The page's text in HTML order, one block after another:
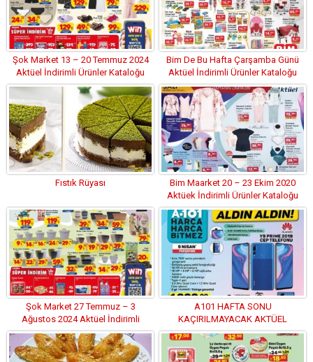
Şok Market 13 – 20 Temmuz 2024
Aktüel İndirimli Ürünler Kataloğu
Bim De Bu Hafta Çarşamba Günü
Aktüel İndirimli Ürünler Kataloğu
Fıstık Rüyası
Bim Maarket 20 – 23 Ekim 2020
Aktüek İndirimli Ürünler Kataloğu
Şok Market 27 Temmuz – 3
Ağustos 2024 Aktüel İndirimli
Ürünler Kataloğu
A101 HAFTA SONU
KAÇIRILMAYACAK AKTÜEL
İNDİRİMLİ ÜRÜNLER KATALOĞU